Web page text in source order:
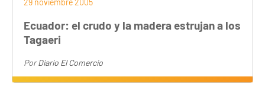
29 noviembre 2005
Ecuador: el crudo y la madera estrujan a los
Tagaeri
PorDiario El Comercio